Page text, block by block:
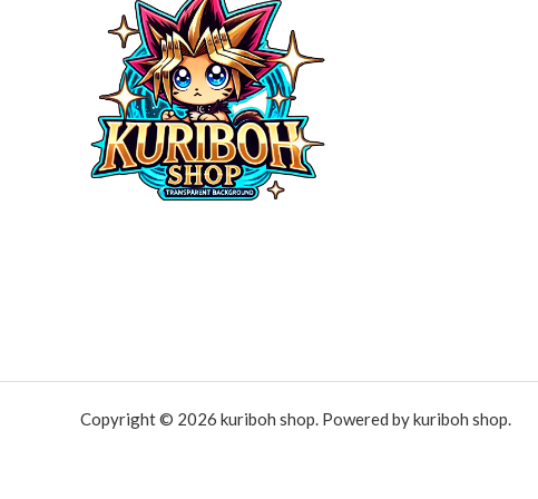
Copyright © 2026 kuriboh shop. Powered by kuriboh shop.